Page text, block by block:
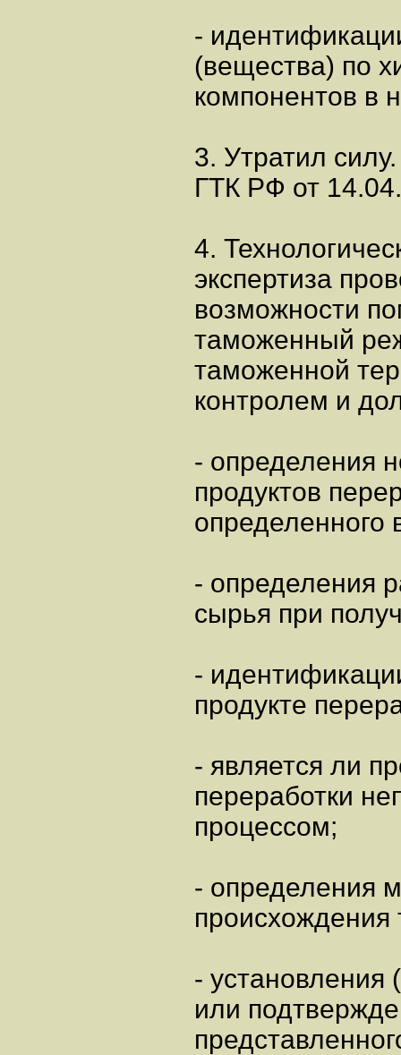
-
(вещества) по
компонентов в
3. Утратил
ГТК РФ от
4.
экспертиза
возможности
таможенный
таможенной
контролем и
- определения
продуктов
определенного
- определения
сырья при
-
продукте
- является ли
переработки
процессом;
- определения
происхождения
- установления
или